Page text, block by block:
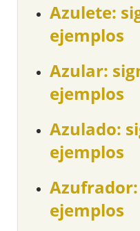
Azulete:
ejemplos
Azular:
ejemplos
Azulado:
ejemplos
ejemplos